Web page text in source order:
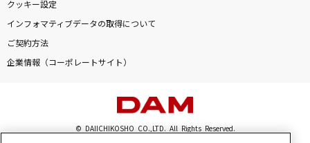
クッキー設定
インフォマティブデータの取得について
ご契約方法
企業情報（コーポレートサイト）
© DAIICHIKOSHO CO.,LTD. All Rights Reserved.